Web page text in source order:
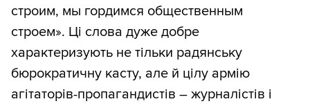
строим, мы гордимся общественным
строем». Ці слова дуже добре
характеризують не тільки радянську
бюрократичну касту, але й цілу армію
агітаторів-пропагандистів – журналістів і